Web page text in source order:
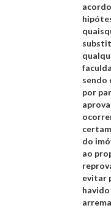
sendo
por
do
ao
evitar